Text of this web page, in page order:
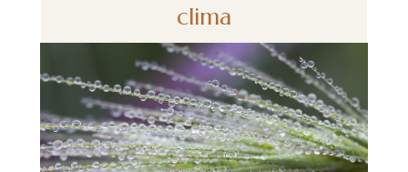
clima